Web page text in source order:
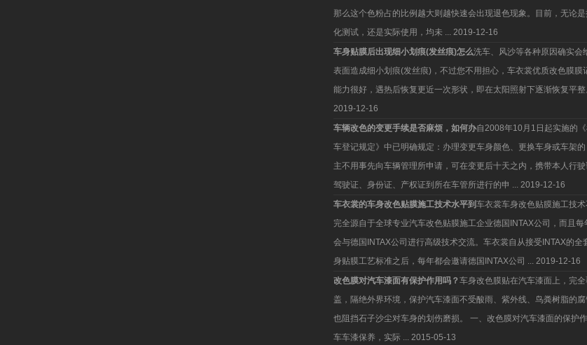
那么这个色粉占的比例越大则越快速会出现退色现象。目前，无论
化测试，还是实际使用，均未 ...
2019-12-16
车身贴膜后出现细小划痕(发丝痕)怎么洗车、风沙等各种原因确实会
表面造成细小划痕(发丝痕)，不过您不用担心，车衣裳优质改色膜膜
能力很好，遇热后恢复更近一次形状，即在太阳照射下逐渐恢复平整
2019-12-16
车辆改色的变更手续是否麻烦，如何办自2008年10月1日起实施的
车登记规定》中已明确规定：办理变更车身颜色、更换车身或车架
主不用事先向车辆管理所申请，可在变更后十天之内，携带本人行驶
驾驶证、身份证、产权证到所在车管所进行的申 ...
2019-12-16
车衣裳的车身改色贴膜施工技术水平到车衣裳车身改色贴膜施工技术
完全源自于全球专业汽车改色贴膜施工企业德国INTAX公司，而且每
会与德国INTAX公司进行高级技术交流。车衣裳自从接受INTAX的全
身贴膜工艺标准之后，每年都会邀请德国INTAX公司 ...
2019-12-16
改色膜对汽车漆面有保护作用吗？车身改色膜贴在汽车漆面上，完
盖，隔绝外界环境，保护汽车漆面不受酸雨、紫外线、鸟粪树脂的腐
也阻挡石子沙尘对车身的划伤磨损。 一、改色膜对汽车漆面的保护
车车漆保养，实际 ...
2015-05-13